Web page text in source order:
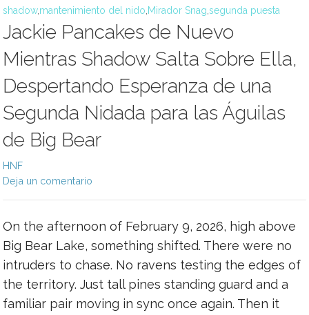
shadow,mantenimiento del nido Mirador Snag segunda puesta
Jackie Pancakes de Nuevo
Mientras Shadow Salta Sobre Ella,
Despertando Esperanza de una
Segunda Nidada para las Águilas
de Big Bear
HNF
Deja un comentario
On the afternoon of February 9, 2026, high above
Big Bear Lake, something shifted. There were no
intruders to chase. No ravens testing the edges of
the territory. Just tall pines standing guard and a
familiar pair moving in sync once again. Then it